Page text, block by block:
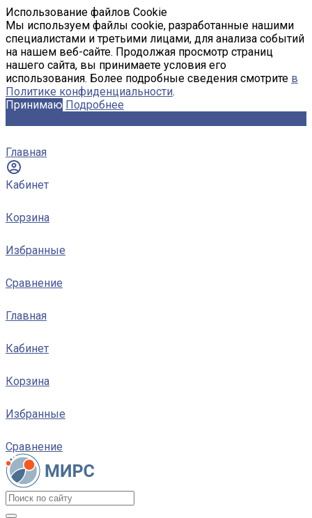
Использование файлов Cookie
Мы используем файлы cookie, разработанные нашими
специалистами и третьими лицами, для анализа событий
на нашем веб-сайте. Продолжая просмотр страниц
нашего сайта, вы принимаете условия его
использования. Более подробные сведения смотрите в
Политике конфиденциальности.
Принимаю Подробнее
Главная
Кабинет
Корзина
Избранные
Сравнение
Главная
Кабинет
Корзина
Избранные
Сравнение